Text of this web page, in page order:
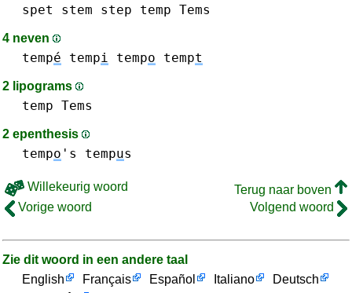
spet
stem step temp Tems
4 neven
tempé tempi tempo tempt
2 lipograms
temp Tems
2 epenthesis
tempo 's tempus
Willekeurig woord
Terug naar boven
Vorige woord
Volgend woord
Zie dit woord in een andere taal
English
Français Español Italiano
Deutsch